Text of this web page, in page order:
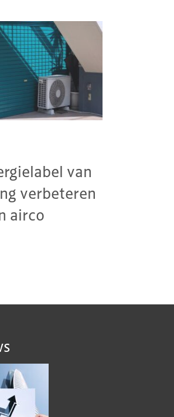
van
verbeteren
airco